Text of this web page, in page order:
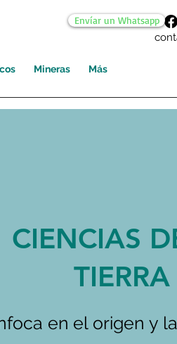
Mineras Más
Envíar un Whatsapp
CIENCIAS
TIERRA
en el origen y